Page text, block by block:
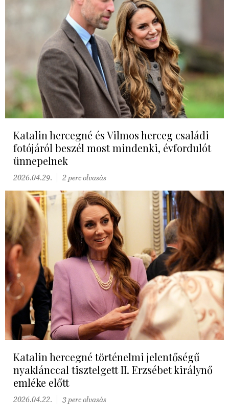
Katalin hercegné és Vilmos herceg családi
fotójáról beszél most mindenki, évfordulót
ünnepelnek
2026.04.29. 2 perc olvasás
Katalin hercegné történelmi jelentőségű
nyaklánccal tisztelgett II. Erzsébet királynő
emléke előtt
2026.04.22. 3 perc olvasás